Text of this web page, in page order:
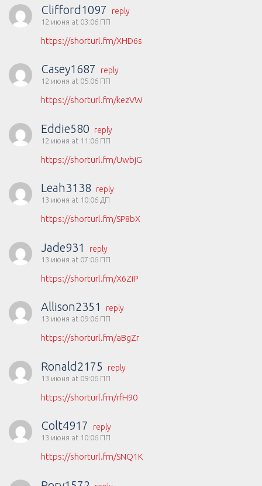
Clifford1097 reply
12 июня at 03:06 ПП
https://shorturl.fm/XHD6s
Casey1687 reply
12 июня at 05:06 ПП
https://shorturl.fm/kezVW
Eddie580 reply
12 июня at 11:06 ПП
https://shorturl.fm/UwbjG
Leah3138 reply
13 июня at 10:06 ДП
https://shorturl.fm/SP8bX
Jade931 reply
13 июня at 07:06 ПП
https://shorturl.fm/X6ZiP
Allison2351 reply
13 июня at 09:06 ПП
https://shorturl.fm/aBgZr
Ronald2175 reply
13 июня at 09:06 ПП
https://shorturl.fm/rfH90
Colt4917 reply
13 июня at 10:06 ПП
https://shorturl.fm/SNQ1K